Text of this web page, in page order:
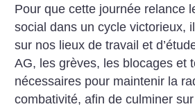
Pour que cette journée relance
social dans un cycle victorieux,
sur nos lieux de travail et
AG, les grèves, les blocages et
nécessaires pour maintenir la
combativité, afin de culminer